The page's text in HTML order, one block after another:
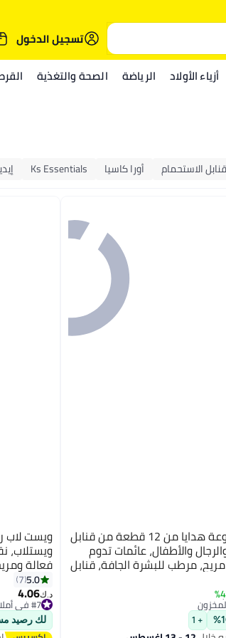
تسجيل الدخول
أزياء الأولاد الرياضة الصحة والتغذية
قنابل الاستحمام أورا كاسيا Ks Essentials
مساحة باردة مجموعة هدايا من 12 قطعة من قنابل
والأطفال، عائمات تدوم
مرطب للبشرة الجافة، قنابل
يدويًا من الزيوت العطرية
خصائص علاجية
+ 1
ويست لاب
ويستلاب،
فعالة
5.0
7
د.ك‏4.06
#7 في أملاح الاستحمام والنقع
تم بيع +40 مؤخرًا
#7 في أملاح الاستحمام والنقع
لك رصيد